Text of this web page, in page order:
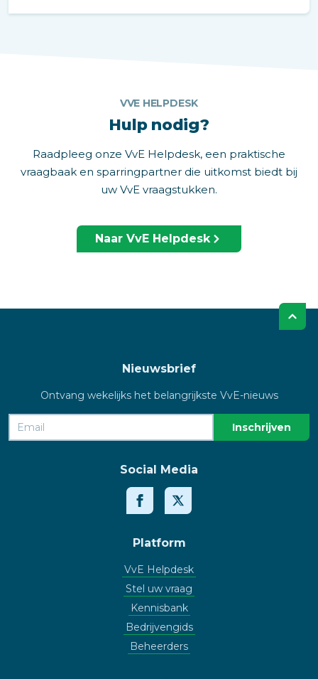
VVE HELPDESK
Hulp nodig?
Raadpleeg onze VvE Helpdesk, een praktische
vraagbaak en sparringpartner die uitkomst biedt bij
uw VvE vraagstukken.
Naar VvE Helpdesk
Nieuwsbrief
Ontvang wekelijks het belangrijkste VvE-nieuws
Social Media
Platform
VvE Helpdesk
Stel uw vraag
Kennisbank
Bedrijvengids
Beheerders